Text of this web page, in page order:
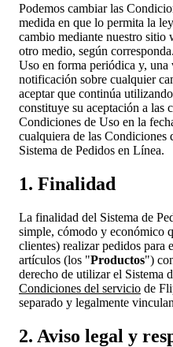
Podemos cambiar las
medida en que lo permita la
cambio mediante nuestro sitio
otro medio, según
Uso en forma periódica y,
notificación sobre cualquier
aceptar que continúa
constituye su aceptación a las
Condiciones de Uso en la
cualquiera de las Condiciones
Sistema de Pedidos en Línea.
1. Finalidad
La finalidad del Sistema de
simple, cómodo y económico
clientes) realizar pedidos para
artículos (los "Productos")
derecho de utilizar el Sistema
Condiciones del servicio de
separado y legalmente
2. Aviso legal y